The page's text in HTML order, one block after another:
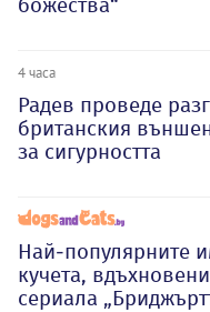
4 часа
Радев проведе
британския
за сигурността
Най-популярните
кучета,
сериала